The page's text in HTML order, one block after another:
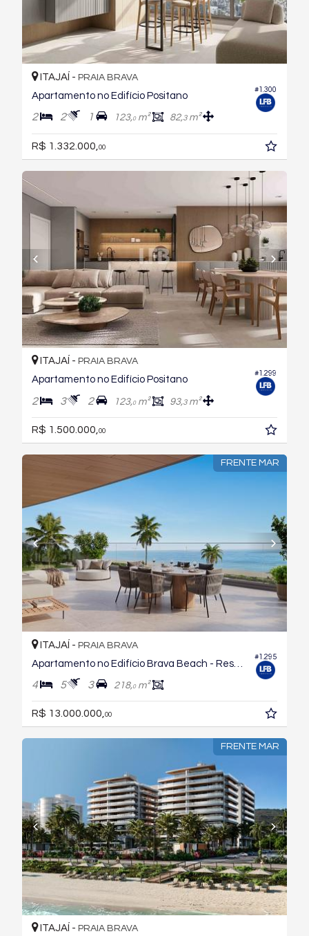
#1.300
ITAJAÍ - PRAIA BRAVA
Apartamento no Edifício Positano
2 2 1 123,0m² 82,3m²
R$ 1.332.000, 00
#1.299
ITAJAÍ - PRAIA BRAVA
Apartamento no Edifício Positano
2 3 2 123,0m² 93,3m²
R$ 1.500.000,00
FRENTE MAR
#1.295
ITAJAÍ - PRAIA BRAVA
4 5 3 218,0m²
R$ 13.000.000, 00
FRENTE MAR
ITAJAÍ - PRAIA BRAVA